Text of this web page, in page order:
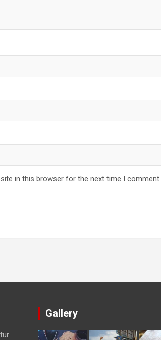
in this browser for the next time I comment.
Gallery